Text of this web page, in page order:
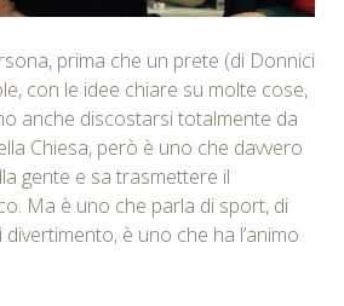
prima che un prete (di Donnici
con le idee chiare su molte cose,
anche discostarsi totalmente da
Chiesa, però è uno che davvero
gente e sa trasmettere il
Ma è uno che parla di sport, di
è uno che ha l’animo